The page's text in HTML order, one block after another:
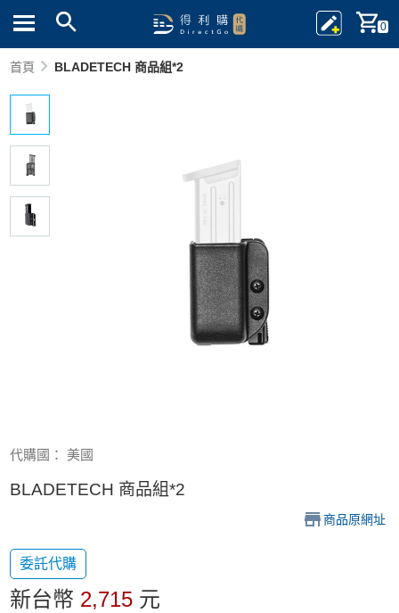
0
首頁 BLADETECH 商品組*2
代購國： 美國
BLADETECH 商品組*2
商品原網址
委託代購
新台幣 2,715 元